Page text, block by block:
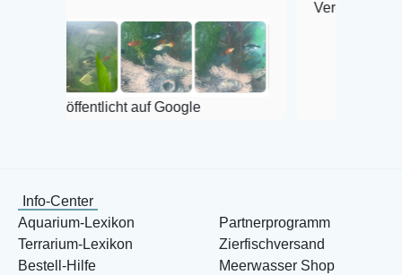
auf Google
Veröffentlicht auf Google
Info-Center
Aquarium-Lexikon
Terrarium-Lexikon
Bestell-Hilfe
Partnerprogramm
Zierfischversand
Meerwasser Shop